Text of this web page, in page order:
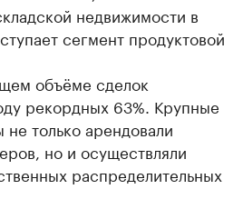
недвижимости в
сегмент продуктовой
объёме сделок
рекордных 63%. Крупные
только арендовали
но и осуществляли
распределительных